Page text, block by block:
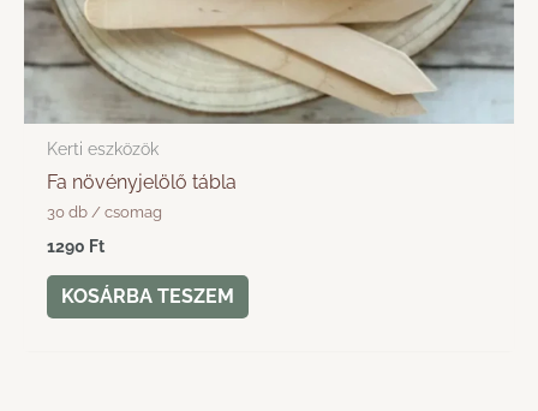
Kerti eszközök
Fa növényjelölő tábla
30 db / csomag
1290 Ft
KOSÁRBA TESZEM